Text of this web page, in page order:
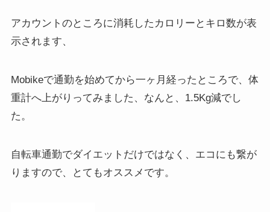
アカウントのところに消耗したカロリーとキロ数が表
示されます、
Mobikeで通勤を始めてから一ヶ月経ったところで、体
重計へ上がりってみました、なんと、1.5Kg減でし
た。
自転車通勤でダイエットだけではなく、エコにも繋が
りますので、とてもオススメです。